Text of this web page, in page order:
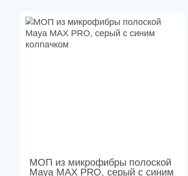
МОП из микрофибры полоской
Maya MAX PRO, серый с синим